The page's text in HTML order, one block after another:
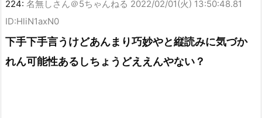
224: 名無しさん＠5ちゃんねる 2022/02/01(火) 13:50:48.81
ID:HliN1axN0
下手下手言うけどあんまり巧妙やと縦読みに気づか
れん可能性あるしちょうどええんやない？